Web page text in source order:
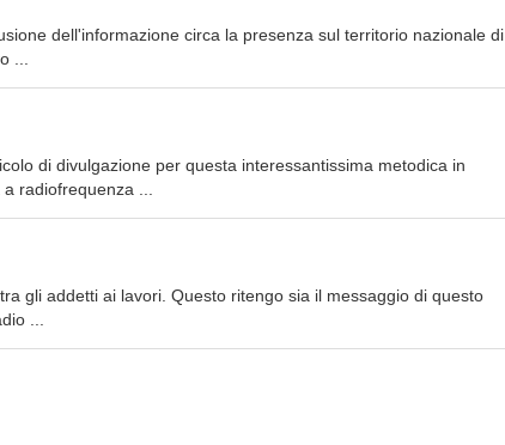
dell'informazione circa la presenza sul territorio nazionale di
...
di divulgazione per questa interessantissima metodica in
radiofrequenza ...
gli addetti ai lavori. Questo ritengo sia il messaggio di questo
...